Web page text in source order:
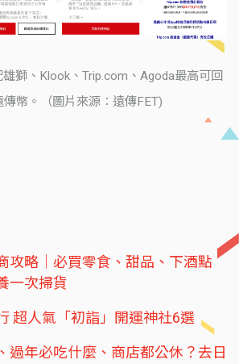
獅、Klook、Trip.com、Agoda最高可回
傳幣。（圖片來源：遠傳FET)
攻略｜必買零食、甜品、下酒點
一次掃貨
超人氣「初詣」開運神社6選
過年必吃什麼、商店都公休？去日